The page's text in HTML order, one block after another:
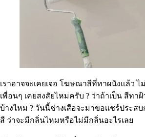
เราอาจจะเคยเจอ โฆษณาสีที่ทาผนังเเล้ว
เพื่อนๆ เคยสงสัยไหมครับ ? ว่าถ้าเป็น สีทา
บ้างไหม ? วันนี้ช่างเสือจะมาขอเเชร์ประส
สี ว่าจะมีกลิ่นไหมหรือไม่มีกลิ่นอะไรเลย